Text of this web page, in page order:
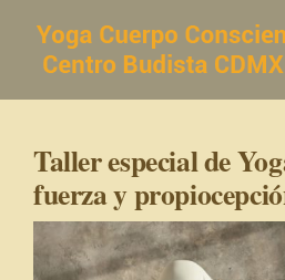
contenido
Taller especial de
fuerza y